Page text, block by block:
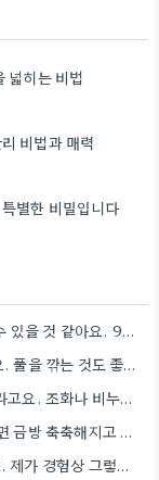
넓히는 비법
비법과 매력
별한 비밀입니다
인근 꽃집 직접 연락하면, 정말 신선한 꽃 고를 수 있을 것 같아요. 90분 배달처럼 빠른…
조화를 가져갈지 고민하는 모습이 저랑 똑같네요. 풀을 깎는 것도 좋은 방법이지만, 묘지에서 조화가 더 자연스러울…
생화는 햇빛 때문에 금방 시들어서 정말 아쉽더라고요. 조화나 비누꽃 같은 다른 선택지를 고려해 보는 것도…
생화는 금방 시들어서 아쉽네요. 묘지에 놓아두면 금방 축축해지고 흙도 오염될 수 있을 것 같아요.
사선으로 자르면 진짜 빨리 시들시들하더라구요. 제가 경험상 그렇게 되는 경우가 많아서요.